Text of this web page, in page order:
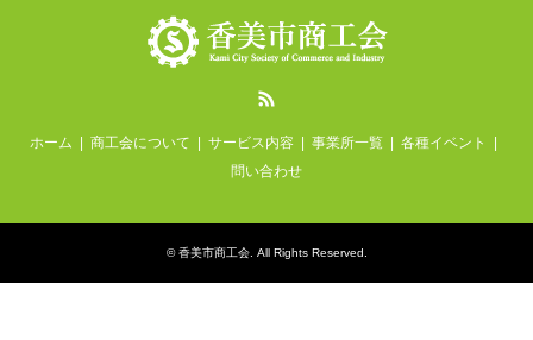
ホーム 商工会について サービス内容 事業所一覧
各種イベント
問い合わせ
©香美市商工会. All Rights Reserved.